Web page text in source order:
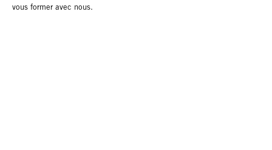
vous former avec nous.